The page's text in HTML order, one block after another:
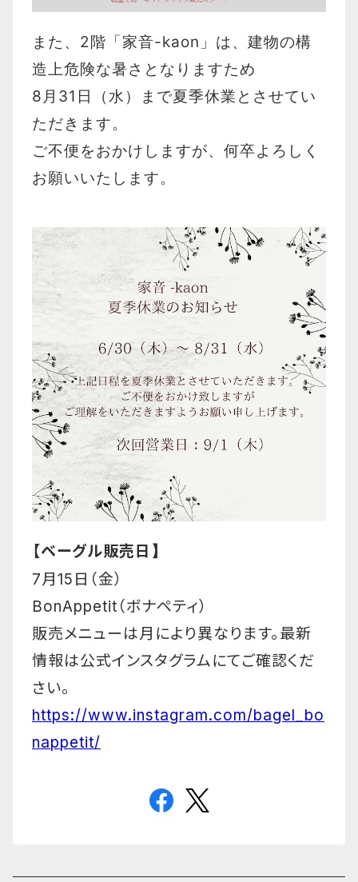
また、2階「家音-kaon」は、建物の構
造上危険な暑さとなりますため
8月31日（水）まで夏季休業とさせてい
ただきます。
ご不便をおかけしますが、何卒よろしく
お願いいたします。
【ベーグル販売日 】
7月15日（金）
BonAppetit（ボナペティ）
販売メニューは月により異なります。最新
情報は公式インスタグラムにてご確認くだ
さい。
https://www.instagram.com/bagel_bo
nappetit/